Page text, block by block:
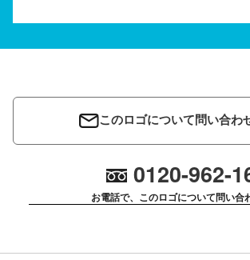
このロゴについて問い合わ
0120-962-
お電話で、このロゴについて問い合